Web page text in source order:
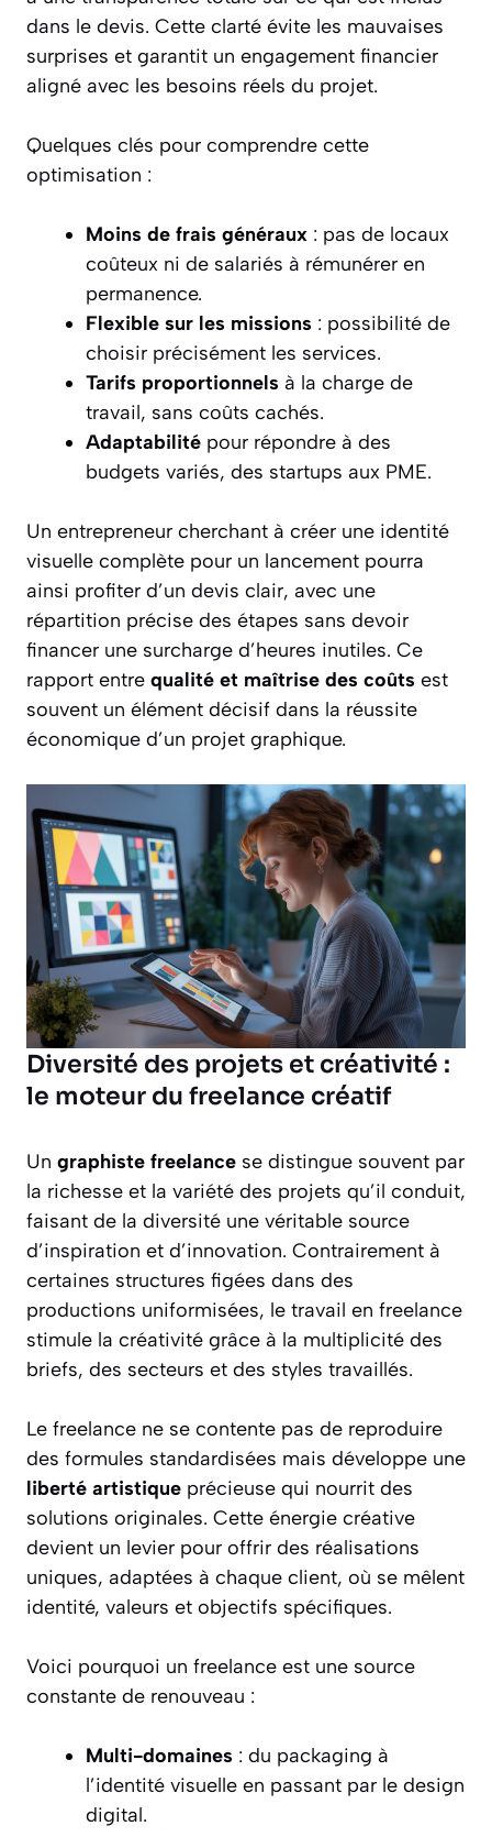
dans le devis. Cette clarté évite les mauvaises
surprises et garantit un engagement financier
aligné avec les besoins réels du projet.
Quelques clés pour comprendre cette
optimisation :
Moins de frais généraux : pas de locaux
coûteux ni de salariés à rémunérer en
permanence.
Flexible sur les missions : possibilité de
choisir précisément les services.
Tarifs proportionnels à la charge de
travail, sans coûts cachés.
Adaptabilité pour répondre à des
budgets variés, des startups aux PME.
Un entrepreneur cherchant à créer une identité
visuelle complète pour un lancement pourra
ainsi profiter d’un devis clair, avec une
répartition précise des étapes sans devoir
financer une surcharge d’heures inutiles. Ce
rapport entre qualité et maîtrise des coûts est
souvent un élément décisif dans la réussite
économique d’un projet graphique.
Diversité des projets et créativité :
le moteur du freelance créatif
Un graphiste freelance se distingue souvent par
la richesse et la variété des projets qu’il conduit,
faisant de la diversité une véritable source
d’inspiration et d’innovation. Contrairement à
certaines structures figées dans des
productions uniformisées, le travail en freelance
stimule la créativité grâce à la multiplicité des
briefs, des secteurs et des styles travaillés.
Le freelance ne se contente pas de reproduire
des formules standardisées mais développe une
liberté artistique précieuse qui nourrit des
solutions originales. Cette énergie créative
devient un levier pour offrir des réalisations
uniques, adaptées à chaque client, où se mêlent
identité, valeurs et objectifs spécifiques.
Voici pourquoi un freelance est une source
constante de renouveau :
Multi-domaines : du packaging à
l’identité visuelle en passant par le design
digital.